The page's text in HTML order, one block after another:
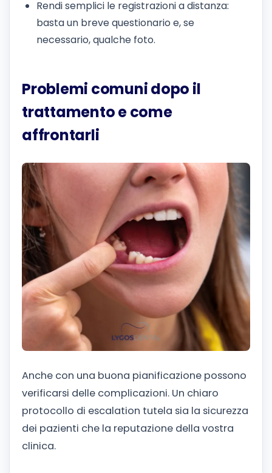
Rendi semplici le registrazioni a distanza:
basta un breve questionario e, se
necessario, qualche foto.
Problemi comuni dopo il
trattamento e come
affrontarli
Anche con una buona pianificazione possono
verificarsi delle complicazioni. Un chiaro
protocollo di escalation tutela sia la sicurezza
dei pazienti che la reputazione della vostra
clinica.